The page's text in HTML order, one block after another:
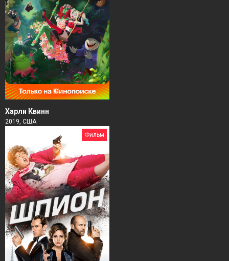
Харли Квинн
2019, США
Фильм